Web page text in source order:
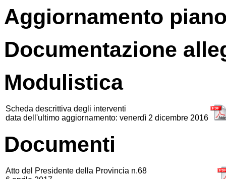
Aggiornamento
Documentazione
Modulistica
Scheda descrittiva degli interventi
data dell'ultimo aggiornamento: venerdì 2 dicembre 2016
Documenti
Atto del Presidente della Provincia n.68